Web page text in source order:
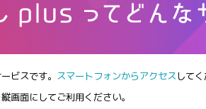
ビスです。 スマートフォンからアクセスして
画面にしてご利用ください。